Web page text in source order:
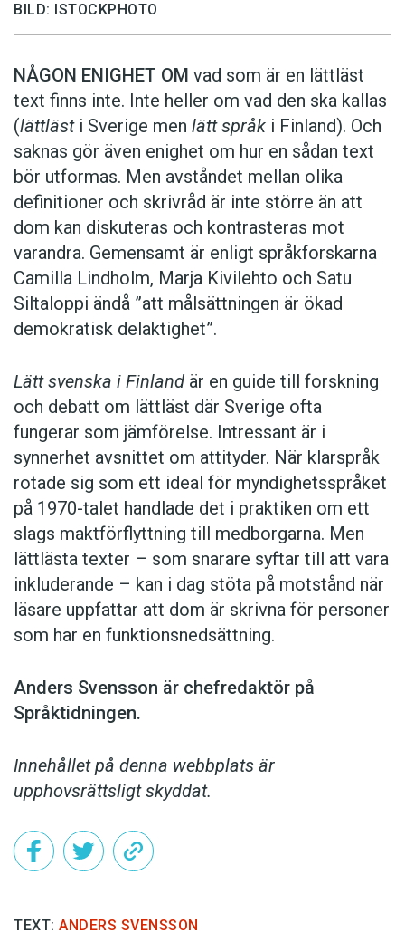
BILD: ISTOCKPHOTO
NÅGON ENIGHET OM vad som är en lättläst
text finns inte. Inte heller om vad den ska kallas
(lättlästi Sverige men lätt språk i Finland). Och
saknas gör även enighet om hur en sådan text
bör utformas. Men avståndet mellan olika
definitioner och skrivråd är inte större än att
dom kan diskuteras och kontrasteras mot
varandra. Gemensamt är enligt språkforskarna
Camilla Lindholm, Marja Kivilehto och Satu
Siltaloppi ändå ”att målsättningen är ökad
demokratisk delaktighet”.
Lätt svenska i Finland är en guide till forskning
och debatt om lättläst där ­Sverige ofta
fungerar som jämförelse. ­Intressant är i
synnerhet ­avsnittet om attityder. När klar­språk
rotade sig som ett ideal för myndighetsspråket
på 1970-talet handlade det i praktiken om ett
slags maktförflyttning till medborgarna. Men
lättlästa texter – som snarare syftar till att vara
inkluderande – kan i dag stöta på motstånd när
läsare uppfattar att dom är skrivna för personer
som har en funktionsnedsättning.
Anders Svensson är chefredaktör på
Språktidningen.
Innehållet på denna webbplats är
upphovsrättsligt skyddat.
TEXT: ANDERS SVENSSON